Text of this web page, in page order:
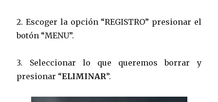
2. Escoger la opción “REGISTRO” presionar el
botón “MENU”.
3. Seleccionar lo que queremos borrar y
presionar “ELIMINAR”.